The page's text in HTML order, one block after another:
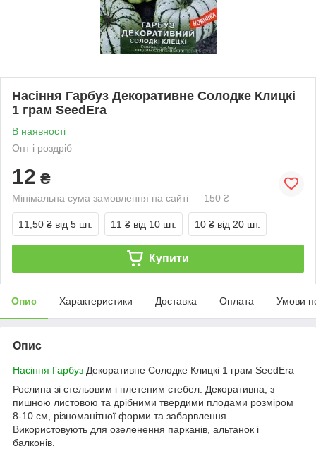
Насіння Гарбуз Декоративне Солодке Клицкі
1 грам SeedEra
В наявності
Опт і роздріб
12 ₴
Мінімальна сума замовлення на сайті — 150 ₴
11,50 ₴ від 5 шт. 11 ₴ від 10 шт. 10 ₴ від 20 шт.
Купити
Опис Характеристики Доставка Оплата Умови
Опис
Насіння Гарбуз Декоративне Солодке Клицкі 1 грам SeedEra
Рослина зі стельовим і плетеним стебел. Декоративна, з
пишною листовою та дрібними твердими плодами розміром
8-10 см, різноманітної форми та забарвлення.
Використовують для озеленення парканів, альтанок і
балконів.